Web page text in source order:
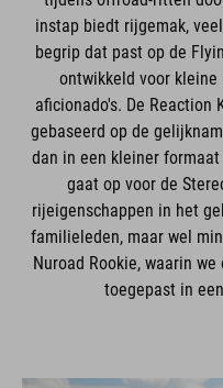
instap biedt rijgemak,
begrip dat past op de
ontwikkeld voor
aficionado's. De Reaction
gebaseerd op de
dan in een kleiner
gaat op voor de
rijeigenschappen in het
familieleden, maar wel
Nuroad Rookie, waarin
toegepast in